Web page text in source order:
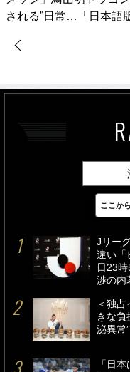
される”日常…「日本語
最新
Jリー
違い「
日23
渉の内
＜独
きな負
泌異常
「日
ここか